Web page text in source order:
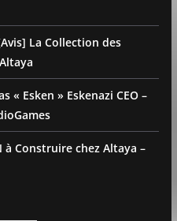
La Collection des
« Esken » Eskenazi CEO –
à Construire chez Altaya –